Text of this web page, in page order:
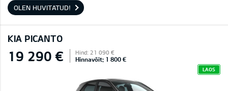
OLEN HUVITATUD!
KIA PICANTO
19 290 € Hind: 21 090 €
Hinnavõit: 1 800 €
LAOS